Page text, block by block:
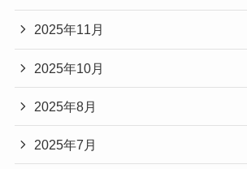
2025年11月
2025年10月
2025年8月
2025年7月